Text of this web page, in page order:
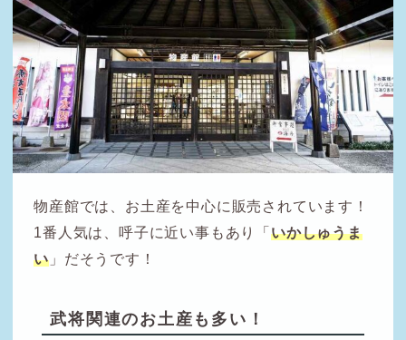
物産館では、お土産を中心に販売されています！
1番人気は、呼子に近い事もあり「いかしゅうま
い 」だそうです！
武将関連のお土産も多い！